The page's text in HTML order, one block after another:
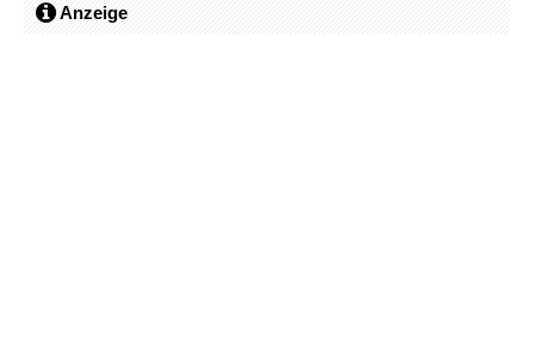
Anzeige